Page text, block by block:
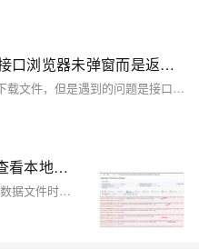
java中post请求调用下载文件接口浏览器未弹窗而是返回一堆json，为啥
客户端调接口需要返回另存为弹窗，下载文件，但是遇到的问题是接口调用成功且不报错，浏览器F12查看居然返回一堆json，而没有另存为弹窗； > 正确的效果应该是：接口调用成功且浏览器F12不返回任何json，而是弹窗另存为窗口，直接保存文件即可。
【Azure Developer】浏览器查看本地数据文件时遇见跨域问题(CORS)
【Azure Developer】浏览器查看本地数据文件时遇见跨域问题(CORS)